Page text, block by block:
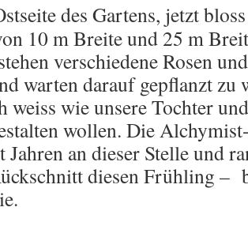
des Gartens, jetzt
10 m Breite und 25 m
verschiedene Rosen
warten darauf gepflanzt zu
weiss wie unsere Tochter
wollen. Die
Jahren an dieser Stelle und
diesen Frühling –